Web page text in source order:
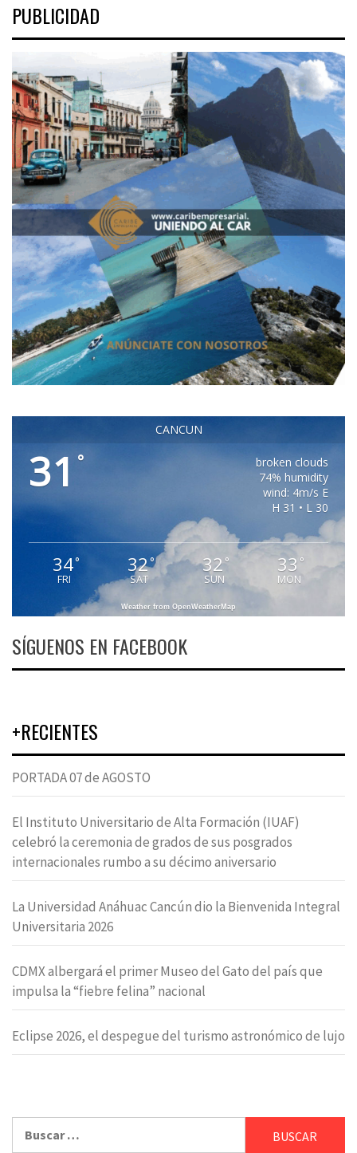
PUBLICIDAD
CANCUN
31 °
broken clouds
74% humidity
wind: 4m/s E
H 31 • L 30
34°
FRI
32°
SAT
32 °
SUN
33 °
MON
Weather from OpenWeatherMap
SÍGUENOS EN FACEBOOK
+RECIENTES
PORTADA 07 de AGOSTO
El Instituto Universitario de Alta Formación (IUAF)
celebró la ceremonia de grados de sus posgrados
internacionales rumbo a su décimo aniversario
La Universidad Anáhuac Cancún dio la Bienvenida Integral
Universitaria 2026
CDMX albergará el primer Museo del Gato del país que
impulsa la “fiebre felina” nacional
Eclipse 2026, el despegue del turismo astronómico de lujo